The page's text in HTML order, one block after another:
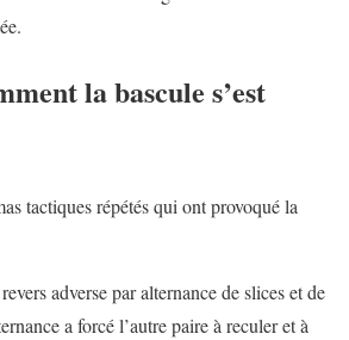
la bascule s’est
tactiques répétés qui ont provoqué la
adverse par alternance de slices et de
a forcé l’autre paire à reculer et à